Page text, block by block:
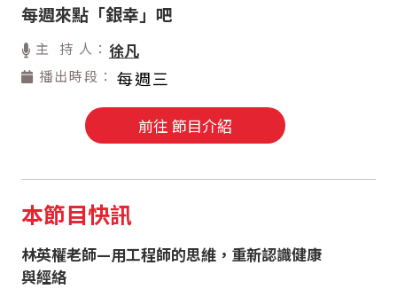
每週來點「銀幸」吧
主 持 人： 徐凡
播出時段： 每週三
前往 節目介紹
本節目快訊
林英權老師—用工程師的思維，重新認識健康
與經絡